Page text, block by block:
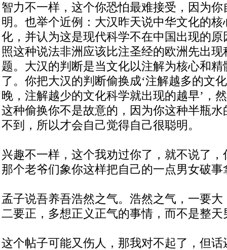
智力不一样，这个你恐怕最难接受，因为
明。也举个近例：大汉昨天说中华文化的
化，并认为这是现代科学不在中国出现的
照这种说法非洲应该比注圣经的欧洲先出
题。大汉的判断是当文化以注解为核心和
了。你把大汉的判断偷换成‘注解越多的文
晚，注解越少的文化科学就出现的越早’，
这种偷换你不是故意的，因为你这种半瓶
不到，所以才会自己觉得自己很聪明。
兴趣不一样，这个我劝过你了，就不说了
那个老爷们象你这样把自己的一点男女破
孟子说吾养吾浩然之气。浩然之气，一要
二要正，多想正义正气的事情，而不是整
这个帖子可能又伤人，那我对不起了，但